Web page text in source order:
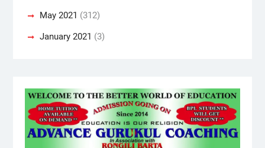
May 2021 (312)
January 2021 (3)